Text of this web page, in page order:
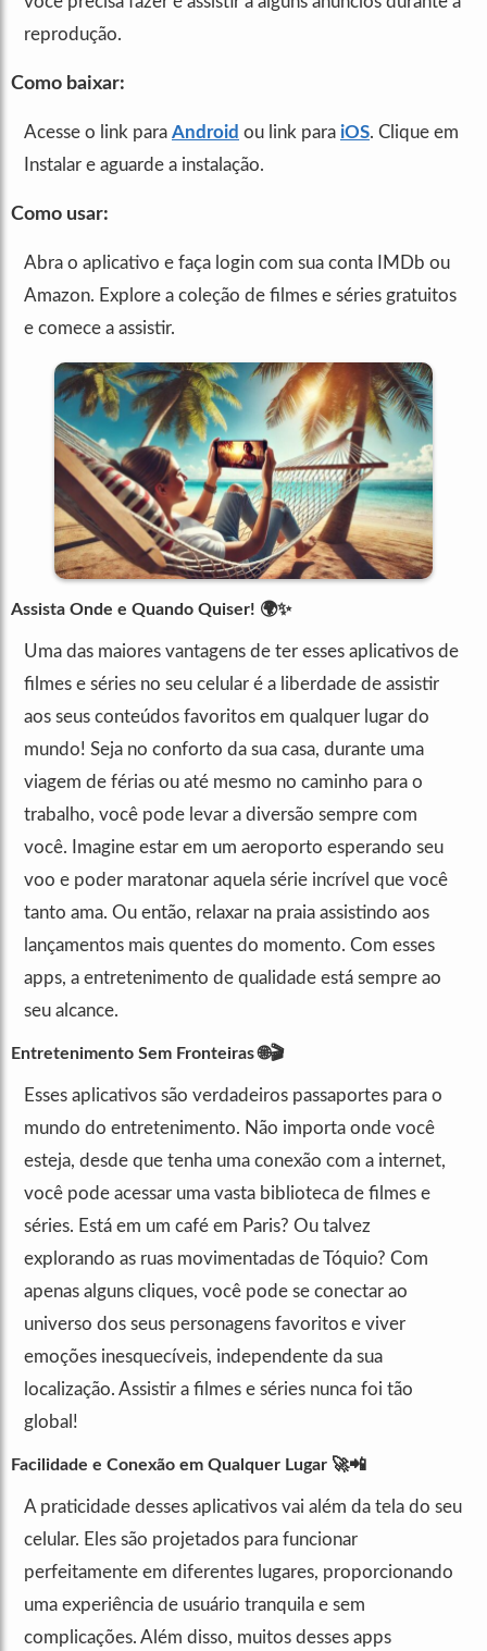
reprodução.
Como baixar:
Acesse o link para Android ou link para iOS. Clique em
Instalar e aguarde a instalação.
Como usar:
Abra o aplicativo e faça login com sua conta IMDb ou
Amazon. Explore a coleção de filmes e séries gratuitos
e comece a assistir.
Assista Onde e Quando Quiser! 🌍✨
Uma das maiores vantagens de ter esses aplicativos de
filmes e séries no seu celular é a liberdade de assistir
aos seus conteúdos favoritos em qualquer lugar do
mundo! Seja no conforto da sua casa, durante uma
viagem de férias ou até mesmo no caminho para o
trabalho, você pode levar a diversão sempre com
você. Imagine estar em um aeroporto esperando seu
voo e poder maratonar aquela série incrível que você
tanto ama. Ou então, relaxar na praia assistindo aos
lançamentos mais quentes do momento. Com esses
apps, a entretenimento de qualidade está sempre ao
seu alcance.
Entretenimento Sem Fronteiras🌐🎬
Esses aplicativos são verdadeiros passaportes para o
mundo do entretenimento. Não importa onde você
esteja, desde que tenha uma conexão com a internet,
você pode acessar uma vasta biblioteca de filmes e
séries. Está em um café em Paris? Ou talvez
explorando as ruas movimentadas de Tóquio? Com
apenas alguns cliques, você pode se conectar ao
universo dos seus personagens favoritos e viver
emoções inesquecíveis, independente da sua
localização. Assistir a filmes e séries nunca foi tão
global!
Facilidade e Conexão em Qualquer Lugar 🚀📲
A praticidade desses aplicativos vai além da tela do seu
celular. Eles são projetados para funcionar
perfeitamente em diferentes lugares, proporcionando
uma experiência de usuário tranquila e sem
complicações. Além disso, muitos desses apps